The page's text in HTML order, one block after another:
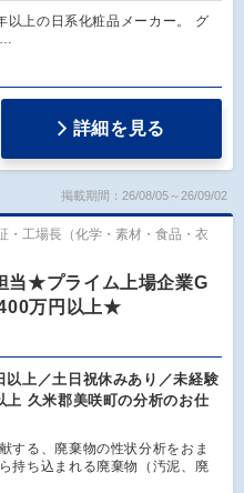
以上の日系化粧品メーカー。 グ
…
詳細を見る
掲載期間：26/08/05～26/09/02
・工場長（化学・素材・食品・衣
当★プライム上場企業G
万円以上★
以上／土日祝休みあり／未経験
上 久米郡美咲町の分析のお仕
する、廃棄物の性状分析をおま
持ち込まれる廃棄物（汚泥、廃